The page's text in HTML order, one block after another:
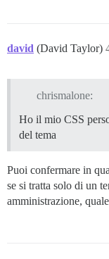
david (David Taylor)
chrismalone:
Ho il mio CSS
del tema
Puoi confermare in
se si tratta solo di un
amministrazione,